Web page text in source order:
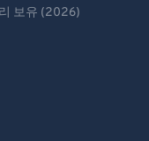
보유 (2026)